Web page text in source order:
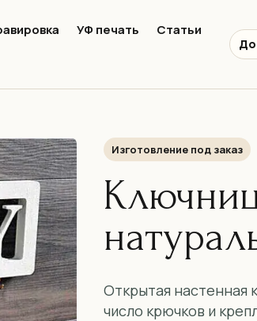
УФ печать
Статьи
Изготовление под заказ
Открытая настенная
число крючков и